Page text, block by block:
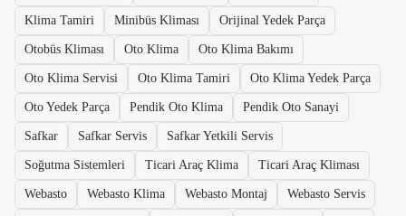
Klima Tamiri Minibüs Kliması Orijinal Yedek Parça
Otobüs Kliması Oto Klima Oto Klima Bakımı
Oto Klima Servisi Oto Klima Tamiri Oto Klima Yedek Parça
Oto Yedek Parça Pendik Oto Klima Pendik Oto Sanayi
Safkar Safkar Servis Safkar Yetkili Servis
Soğutma Sistemleri Ticari Araç Klima Ticari Araç Kliması
Webasto Webasto Klima Webasto Montaj Webasto Servis